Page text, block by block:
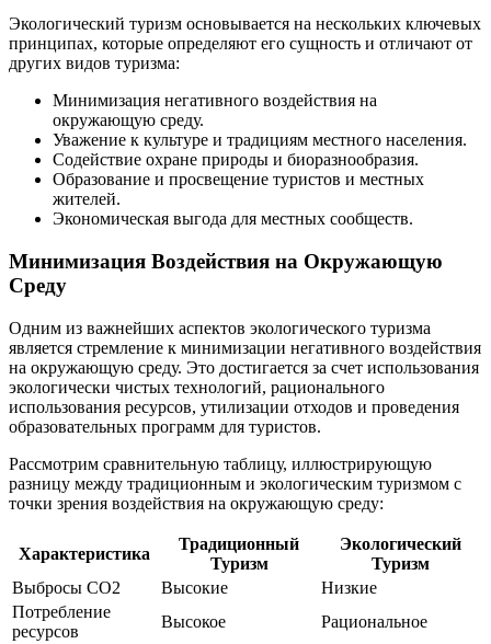
Экологический туризм основывается на нескольких ключевых
принципах, которые определяют его сущность и отличают от
других видов туризма:
Минимизация негативного воздействия на
окружающую среду.
Уважение к культуре и традициям местного населения.
Содействие охране природы и биоразнообразия.
Образование и просвещение туристов и местных
жителей.
Экономическая выгода для местных сообществ.
Минимизация Воздействия на Окружающую
Среду
Одним из важнейших аспектов экологического туризма
является стремление к минимизации негативного воздействия
на окружающую среду. Это достигается за счет использования
экологически чистых технологий, рационального
использования ресурсов, утилизации отходов и проведения
образовательных программ для туристов.
Рассмотрим сравнительную таблицу, иллюстрирующую
разницу между традиционным и экологическим туризмом с
точки зрения воздействия на окружающую среду:
Характеристика
Традиционный
Туризм
Экологический
Туризм
Выбросы CO2
Высокие
Низкие
Потребление
ресурсов
Высокое
Рациональное